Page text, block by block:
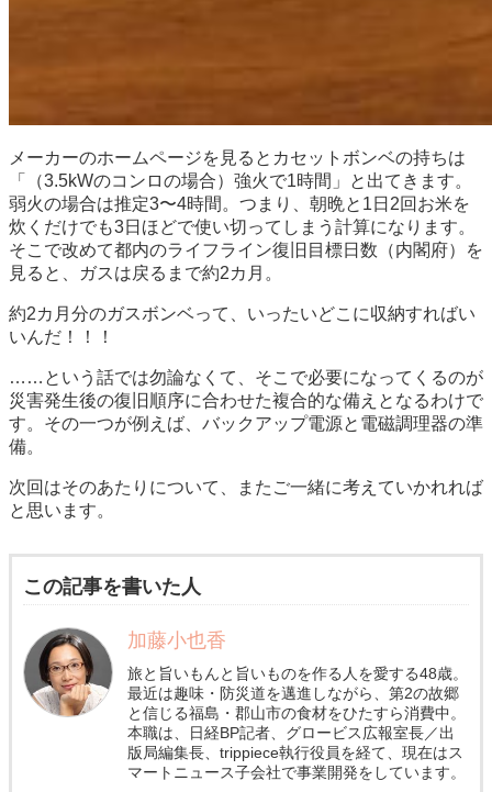
メーカーのホームページを見るとカセットボンベの持ちは
「（3.5kWのコンロの場合）強火で1時間」と出てきます。
弱火の場合は推定3〜4時間。つまり、朝晩と1日2回お米を
炊くだけでも3日ほどで使い切ってしまう計算になります。
そこで改めて都内のライフライン復旧目標日数（内閣府）を
見ると、ガスは戻るまで約2カ月。
約2カ月分のガスボンベって、いったいどこに収納すればい
いんだ！！！
……という話では勿論なくて、そこで必要になってくるのが
災害発生後の復旧順序に合わせた複合的な備えとなるわけで
す。その一つが例えば、バックアップ電源と電磁調理器の準
備。
次回はそのあたりについて、またご一緒に考えていかれれば
と思います。
この記事を書いた人
加藤小也香
旅と旨いもんと旨いものを作る人を愛する48歳。
最近は趣味・防災道を邁進しながら、第2の故郷
と信じる福島・郡山市の食材をひたすら消費中。
本職は、日経BP記者、グロービス広報室長／出
版局編集長、trippiece執行役員を経て、現在はス
マートニュース子会社で事業開発をしています。